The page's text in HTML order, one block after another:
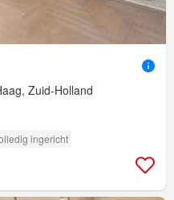
Zuid-Holland
ingericht